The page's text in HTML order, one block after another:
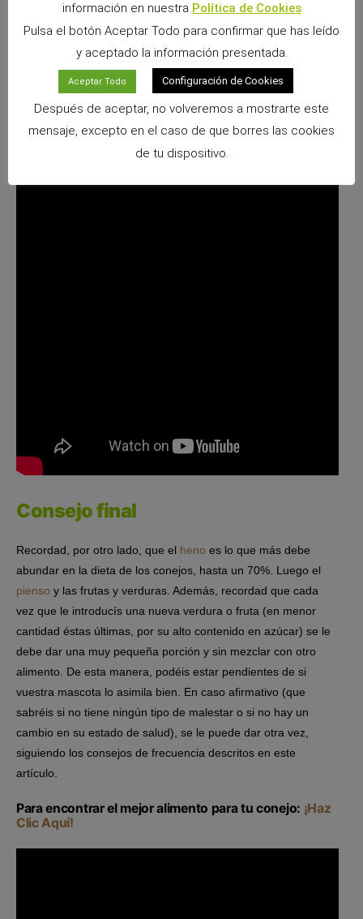
Chocolate
Alcohol (evidentemente)
En caso de intoxicación, mirad este vídeo, para saber
qué hacer en Youtube en nuestro canal
«CyPmascotas El cómo y el porqué de mi mascota»
intoxicación de conejos o pequeñas mascotas?
Consejo final
Recordad, por otro lado, que el heno es lo que más debe
abundar en la dieta de los conejos, hasta un 70%. Luego el
pienso y las frutas y verduras. Además, recordad que cada
vez que le introducís una nueva verdura o fruta (en menor
cantidad éstas últimas, por su alto contenido en azúcar) se le
debe dar una muy pequeña porción y sin mezclar con otro
alimento. De esta manera, podéis estar pendientes de si
vuestra mascota lo asimila bien. En caso afirmativo (que
sabréis si no tiene ningún tipo de malestar o si no hay un
cambio en su estado de salud), se le puede dar otra vez,
siguiendo los consejos de frecuencia descritos en este
artículo.
Para encontrar el mejor alimento para tu conejo: ¡Haz
Clic Aquí!
información en nuestra Política de Cookies
Pulsa el botón Aceptar Todo para confirmar que has leído
y aceptado la información presentada.
Aceptar Todo Configuración de Cookies
Después de aceptar, no volveremos a mostrarte este
mensaje, excepto en el caso de que borres las cookies
de tu dispositivo.